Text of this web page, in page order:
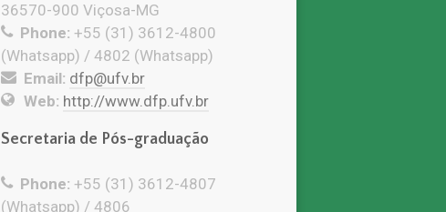
36570-900 Viçosa-MG
Phone: +55 (31) 3612-4800
(Whatsapp) / 4802 (Whatsapp)
Email: dfp@ufv.br
Web: http://www.dfp.ufv.br
Secretaria de Pós-graduação
Phone: +55 (31) 3612-4807
(Whatsapp) / 4806